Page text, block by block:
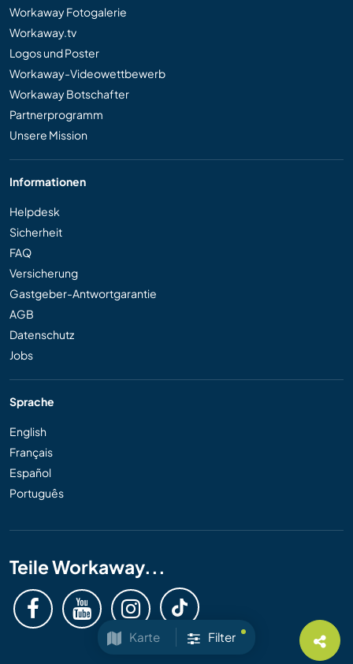
Karte Filter
Workaway Fotogalerie
Workaway.tv
Logos und Poster
Workaway-Videowettbewerb
Workaway Botschafter
Partnerprogramm
Unsere Mission
Informationen
Helpdesk
Sicherheit
FAQ
Versicherung
Gastgeber-Antwortgarantie
AGB
Datenschutz
Jobs
Sprache
English
Français
Español
Português
Teile Workaway...